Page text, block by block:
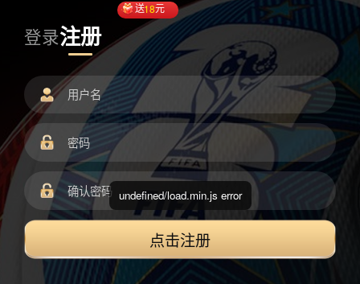
登录注册
送18元
点击注册
undefined/load.min.js error